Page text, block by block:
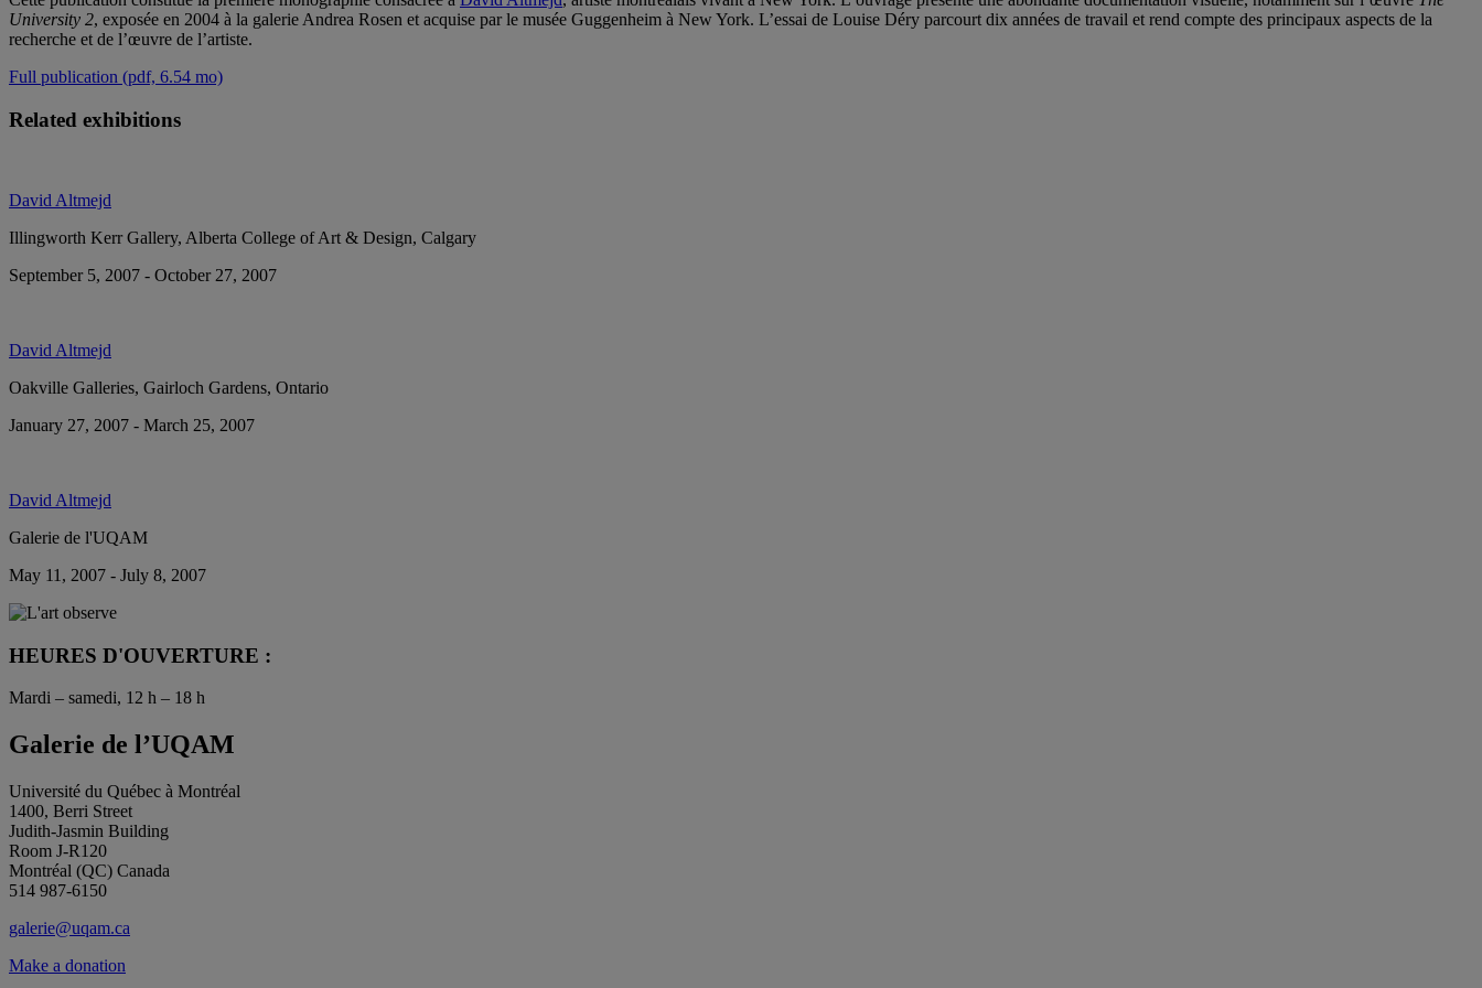
University 2, exposée en 2004 à la galerie Andrea Rosen et acquise par le musée Guggenheim à New York. L’essai de Louise Déry parcourt dix années de travail et rend compte des principaux aspects de la
recherche et de l’œuvre de l’artiste.
Full publication (pdf, 6.54 mo)
Related exhibitions
David Altmejd
Illingworth Kerr Gallery, Alberta College of Art & Design, Calgary
September 5, 2007 - October 27, 2007
David Altmejd
Oakville Galleries, Gairloch Gardens, Ontario
January 27, 2007 - March 25, 2007
David Altmejd
Galerie de l'UQAM
May 11, 2007 - July 8, 2007
HEURES D'OUVERTURE :
Mardi – samedi, 12 h – 18 h
Galerie de l’UQAM
Université du Québec à Montréal
1400, Berri Street
Judith-Jasmin Building
Room J-R120
Montréal (QC) Canada
514 987-6150
galerie@uqam.ca
Make a donation